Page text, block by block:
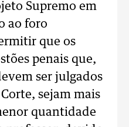
Supremo em
ao foro
que os
penais que,
ser julgados
sejam mais
quantidade